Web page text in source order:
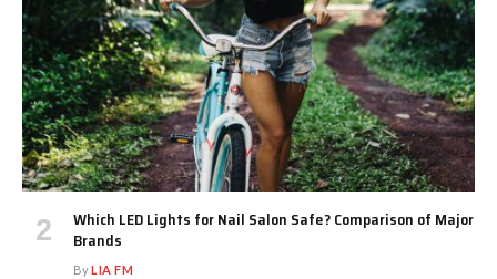
Which LED Lights for Nail Salon Safe? Comparison of Major
Brands
ByLIA FM